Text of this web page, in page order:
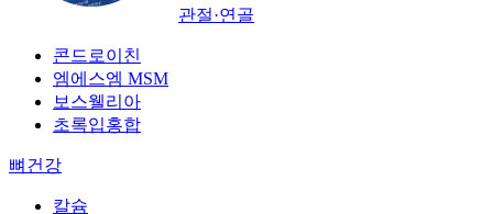
관절·연골
콘드로이친
엠에스엠 MSM
보스웰리아
초록입홍합
뼈건강
칼슘